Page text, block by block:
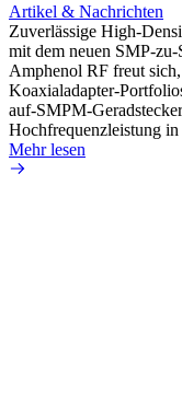
Artikel & Nachrichten
Zuverlässige High-
mit dem neuen SMP-
Amphenol RF freut
Koaxialadapter-
auf-SMPM-
Hochfrequenzleistung
Mehr lesen